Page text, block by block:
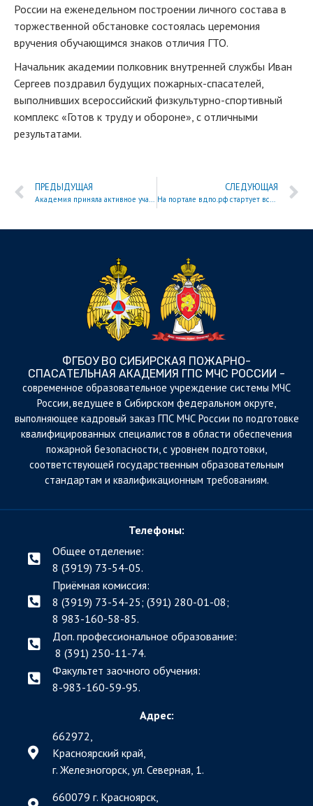
России на еженедельном построении личного состава в
торжественной обстановке состоялась церемония
вручения обучающимся знаков отличия ГТО.
Начальник академии полковник внутренней службы Иван
Сергеев поздравил будущих пожарных-спасателей,
выполнивших всероссийский физкультурно-спортивный
комплекс «Готов к труду и обороне», с отличными
результатами.
ПРЕДЫДУЩАЯ
Академия приняла активное участие в «Диктанте Победы»
СЛЕДУЮЩАЯ
На портале вдпо.рф стартует всероссийский конкурс «Знатоки истории пожарной охраны»
ФГБОУ ВО СИБИРСКАЯ ПОЖАРНО-
СПАСАТЕЛЬНАЯ АКАДЕМИЯ ГПС МЧС РОССИИ -
cовременное образовательное учреждение системы МЧС
России, ведущее в Сибирском федеральном округе,
выполняющее кадровый заказ ГПС МЧС России по подготовке
квалифицированных специалистов в области обеспечения
пожарной безопасности, с уровнем подготовки,
соответствующей государственным образовательным
стандартам и квалификационным требованиям.
Телефоны:
Общее отделение:
8 (3919) 73-54-05.
Приёмная комиссия:
8 (3919) 73-54-25; (391) 280-01-08;
8 983-160-58-85.
Доп. профессиональное образование:
8 (391) 250-11-74.
Факультет заочного обучения:
8-983-160-59-95.
Адрес:
662972,
Красноярский край,
г. Железногорск, ул. Северная, 1.
660079 г. Красноярск,